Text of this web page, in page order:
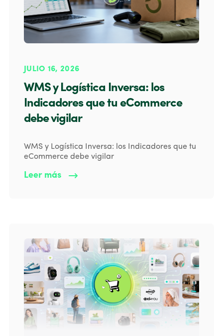
JULIO 16, 2026
WMS y Logística Inversa: los
Indicadores que tu eCommerce
debe vigilar
WMS y Logística Inversa: los Indicadores que tu
eCommerce debe vigilar
Leer más